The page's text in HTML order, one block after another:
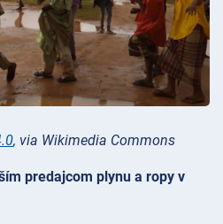
, via Wikimedia Commons
predajcom plynu a ropy v